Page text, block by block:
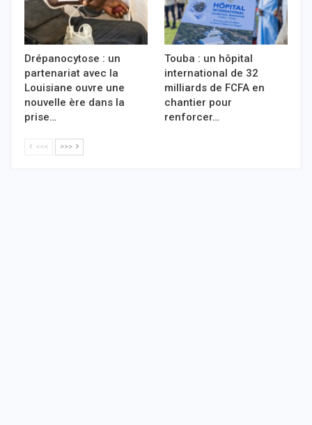
Drépanocytose : un
partenariat avec la
Louisiane ouvre une
nouvelle ère dans la
prise…
Touba : un hôpital
international de 32
milliards de FCFA en
chantier pour
renforcer…
<<< >>>